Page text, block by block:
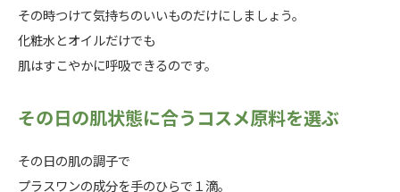
その時つけて気持ちのいいものだけにしましょう。
化粧水とオイルだけでも
肌はすこやかに呼吸できるのです。
その日の肌状態に合うコスメ原料を選ぶ
その日の肌の調子で
プラスワンの成分を手のひらで１滴。